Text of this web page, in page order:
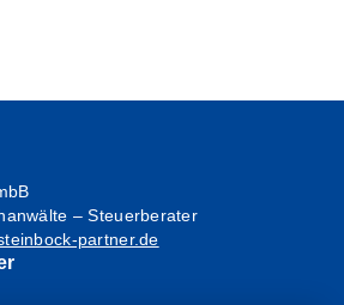
– Steuerberater
partner.de